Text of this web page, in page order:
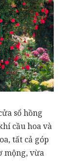
sổ hồng
cầu hoa và
tất cả góp
mộng, vừa